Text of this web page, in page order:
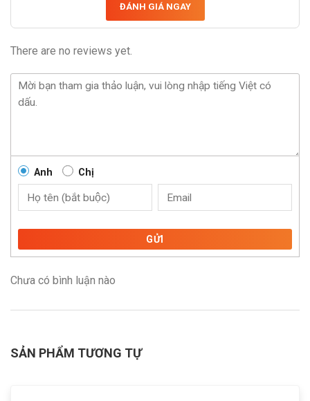
ĐÁNH GIÁ NGAY
There are no reviews yet.
Anh Chị
GỬI
Chưa có bình luận nào
SẢN PHẨM TƯƠNG TỰ